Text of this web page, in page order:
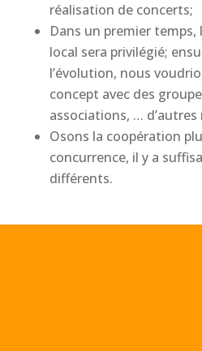
réalisation de concerts;
Dans un premier
local sera privilégié;
l’évolution, nous
concept avec des
associations, … d’autres
Osons la coopération
concurrence, il y a
différents.